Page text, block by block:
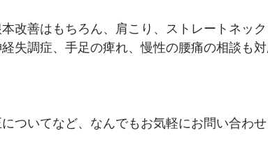
改善はもちろん、肩こり、ストレートネッ
失調症、手足の痺れ、慢性の腰痛の相談も
ついてなど、なんでもお気軽にお問い合わ